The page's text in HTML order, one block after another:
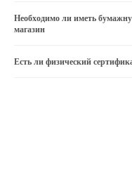
Необходимо ли иметь
магазин
Есть ли физический